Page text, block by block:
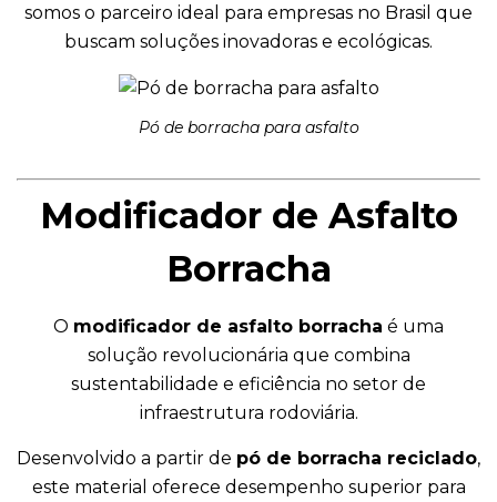
somos o parceiro ideal para empresas no Brasil que
buscam soluções inovadoras e ecológicas.
Pó de borracha para asfalto
Modificador de Asfalto
Borracha
O modificador de asfalto borracha é uma
solução revolucionária que combina
sustentabilidade e eficiência no setor de
infraestrutura rodoviária.
Desenvolvido a partir de pó de borracha reciclado,
este material oferece desempenho superior para